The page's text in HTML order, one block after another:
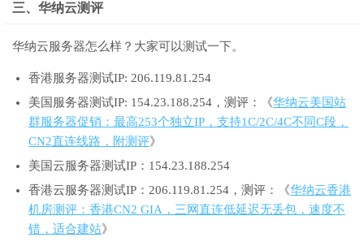
三、华纳云测评
华纳云服务器怎么样？大家可以测试一下。
香港服务器测试IP: 206.119.81.254
美国服务器测试IP: 154.23.188.254，测评：《华纳云美国站
群服务器促销：最高253个独立IP，支持1C/2C/4C不同C段，
CN2直连线路，附测评》
美国云服务器测试IP：154.23.188.254
香港云服务器测试IP：206.119.81.254，测评：《华纳云香港
机房测评：香港CN2 GIA，三网直连低延迟无丢包，速度不
错，适合建站》